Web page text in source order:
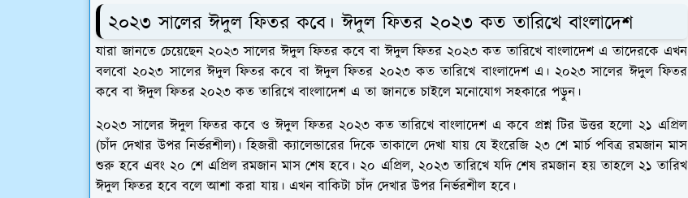
২০২৩ সালের ঈদুল ফিতর কবে। ঈদুল ফিতর ২০২৩ কত তারিখে বাংলাদেশ
যারা জানতে চেয়েছেন ২০২৩ সালের ঈদুল ফিতর কবে বা ঈদুল ফিতর ২০২৩ কত তারিখে বাংলাদেশ এ তাদেরকে এখন
বলবো ২০২৩ সালের ঈদুল ফিতর কবে বা ঈদুল ফিতর ২০২৩ কত তারিখে বাংলাদেশ এ। ২০২৩ সালের ঈদুল ফিতর
কবে বা ঈদুল ফিতর ২০২৩ কত তারিখে বাংলাদেশ এ তা জানতে চাইলে মনোযোগ সহকারে পড়ুন।
২০২৩ সালের ঈদুল ফিতর কবে ও ঈদুল ফিতর ২০২৩ কত তারিখে বাংলাদেশ এ কবে প্রশ্ন টির উত্তর হলো ২১ এপ্রিল
(চাঁদ দেখার উপর নির্ভরশীল)। হিজরী ক্যালেন্ডারের দিকে তাকালে দেখা যায় যে ইংরেজি ২৩ শে মার্চ পবিত্র রমজান মাস
শুরু হবে এবং ২০ শে এপ্রিল রমজান মাস শেষ হবে। ২০ এপ্রিল, ২০২৩ তারিখে যদি শেষ রমজান হয় তাহলে ২১ তারিখ
ঈদুল ফিতর হবে বলে আশা করা যায়। এখন বাকিটা চাঁদ দেখার উপর নির্ভরশীল হবে।